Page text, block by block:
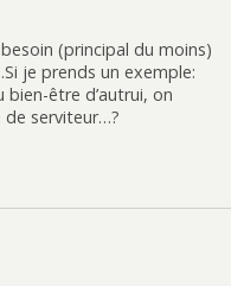
(principal du moins)
je prends un exemple:
être d’autrui, on
serviteur…?